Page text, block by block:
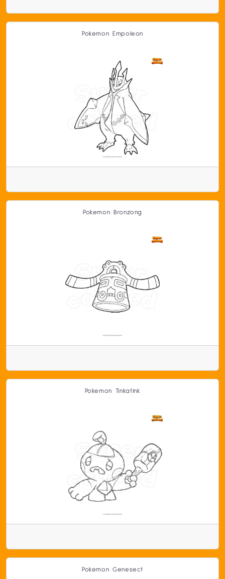
Pokemon Empoleon
Pokemon Bronzong
Pokemon Tinkatink
Pokemon Genesect